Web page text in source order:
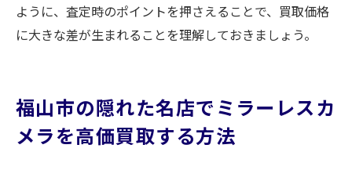
ように、査定時のポイントを押さえることで、買取価格
に大きな差が生まれることを理解しておきましょう。
福山市の隠れた名店でミラーレスカ
メラを高価買取する方法